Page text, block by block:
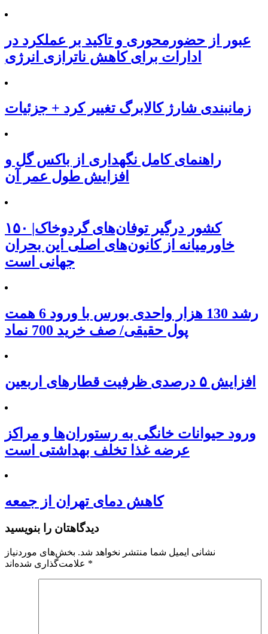
عبور از حضورمحوری و تاکید بر عملکرد در
ادارات برای کاهش ناترازی انرژی
زمانبندی شارژ کالابرگ تغییر کرد + جزئیات
راهنمای کامل نگهداری از باکس گل و
افزایش طول عمر آن
۱۵۰ کشور درگیر توفان‌های گردوخاک|
خاورمیانه از کانون‌های اصلی این بحران
جهانی است
رشد 130 هزار واحدی بورس با ورود 6 همت
پول حقیقی/ صف خرید 700 نماد
افزایش ۵ درصدی ظرفیت قطارهای اربعین
ورود حیوانات خانگی به رستوران‌ها و مراکز
عرضه غذا تخلف بهداشتی است
کاهش دمای تهران از جمعه
دیدگاهتان را بنویسید
نشانی ایمیل شما منتشر نخواهد شد. بخش‌های موردنیاز
*